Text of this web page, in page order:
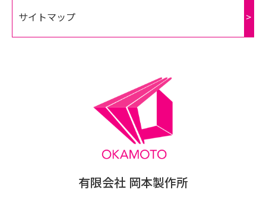
サイトマップ >
有限会社 岡本製作所